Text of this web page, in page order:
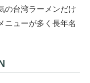
の台湾ラーメンだけ
ニューが多く長年名